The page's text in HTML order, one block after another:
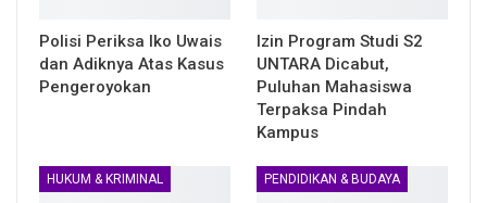
Polisi Periksa Iko Uwais
dan Adiknya Atas Kasus
Pengeroyokan
Izin Program Studi S2
UNTARA Dicabut,
Puluhan Mahasiswa
Terpaksa Pindah
Kampus
HUKUM & KRIMINAL PENDIDIKAN & BUDAYA